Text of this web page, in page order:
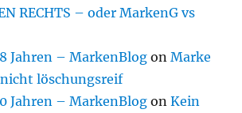
RECHTS – oder MarkenG vs
Jahren – MarkenBlog onMarke
löschungsreif
Jahren – MarkenBlog onKein